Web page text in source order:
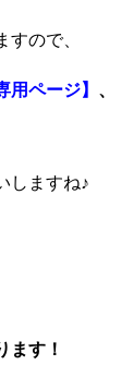
ので、
用ページ】 、
しますね♪
ます！